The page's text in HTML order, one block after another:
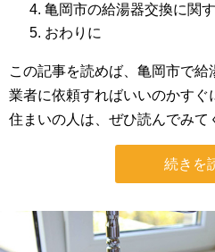
亀岡市の給湯器交換に関
おわりに
この記事を読めば、亀岡市で
業者に依頼すればいいのかすぐ
住まいの人は、ぜひ読んでみて
続きを